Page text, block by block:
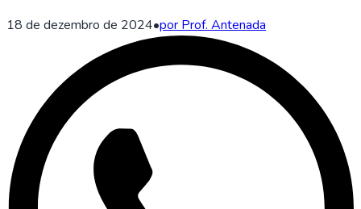
18 de dezembro de 2024•por Prof. Antenada